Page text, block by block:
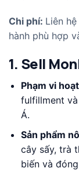
Chi phí: Liên
hành phù hợp
1. Sell
Phạm vi
fulfillment và
Á.​
Sản phẩm
cây sấy, trà
biến và